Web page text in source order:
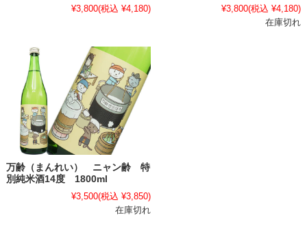
¥3,800(税込 ¥4,180)
¥3,800(税込 ¥4,180)
在庫切れ
万齢（まんれい） ニャン齢 特
別純米酒14度 1800ml
¥3,500(税込 ¥3,850)
在庫切れ